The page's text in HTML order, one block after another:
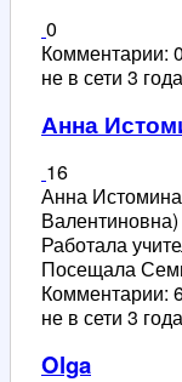
0
Комментарии: 0
не в сети 3 года
Анна
16
Анна
Валентиновна)
Работала
Посещала
Комментарии:
не в сети 3 года
Olga